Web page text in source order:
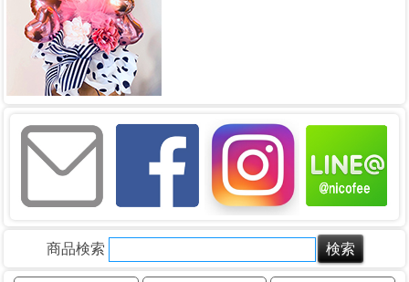
商品検索